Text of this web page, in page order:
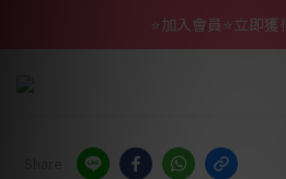
⭐加入會員⭐立即獲